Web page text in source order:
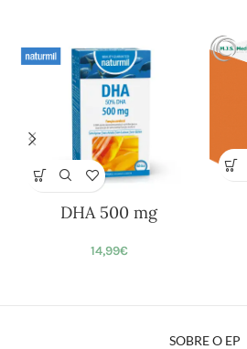
DHA 500 mg
14,99€
SOBRE O EP